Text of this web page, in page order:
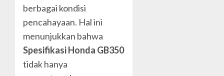
berbagai kondisi
pencahayaan. Hal ini
menunjukkan bahwa
Spesifikasi Honda GB350
tidak hanya